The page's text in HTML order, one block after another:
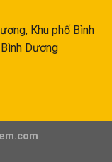
Khu phố Bình
Dương